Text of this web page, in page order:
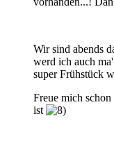
Wir sind abends
werd ich auch
super Frühstück
Freue mich
ist